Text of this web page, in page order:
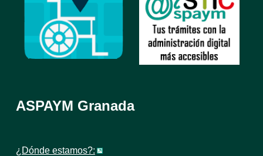
ASPAYM Granada
¿Dónde estamos?: